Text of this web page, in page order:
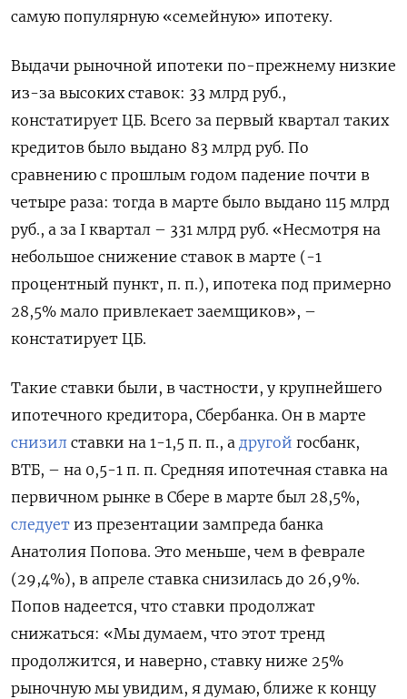
самую популярную «семейную» ипотеку.
Выдачи рыночной ипотеки по-прежнему низкие
из-за высоких ставок: 33 млрд руб.,
констатирует ЦБ. Всего за первый квартал таких
кредитов было выдано 83 млрд руб. По
сравнению с прошлым годом падение почти в
четыре раза: тогда в марте было выдано 115 млрд
руб., а за I квартал – 331 млрд руб. «Несмотря на
небольшое снижение ставок в марте (-1
процентный пункт, п. п.), ипотека под примерно
28,5% мало привлекает заемщиков», –
констатирует ЦБ.
Такие ставки были, в частности, у крупнейшего
ипотечного кредитора, Сбербанка. Он в марте
снизил ставки на 1-1,5 п. п., а другой госбанк,
ВТБ, – на 0,5-1 п. п. Средняя ипотечная ставка на
первичном рынке в Сбере в марте был 28,5%,
следует из презентации зампреда банка
Анатолия Попова. Это меньше, чем в феврале
(29,4%), в апреле ставка снизилась до 26,9%.
Попов надеется, что ставки продолжат
снижаться: «Мы думаем, что этот тренд
продолжится, и наверно, ставку ниже 25%
рыночную мы увидим, я думаю, ближе к концу